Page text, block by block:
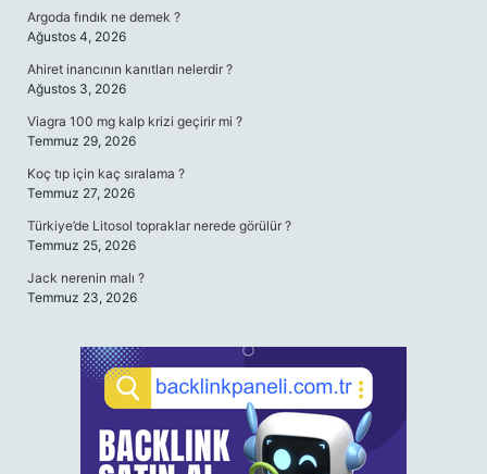
Argoda fındık ne demek ?
Ağustos 4, 2026
Ahiret inancının kanıtları nelerdir ?
Ağustos 3, 2026
Viagra 100 mg kalp krizi geçirir mi ?
Temmuz 29, 2026
Koç tıp için kaç sıralama ?
Temmuz 27, 2026
Türkiye’de Litosol topraklar nerede görülür ?
Temmuz 25, 2026
Jack nerenin malı ?
Temmuz 23, 2026